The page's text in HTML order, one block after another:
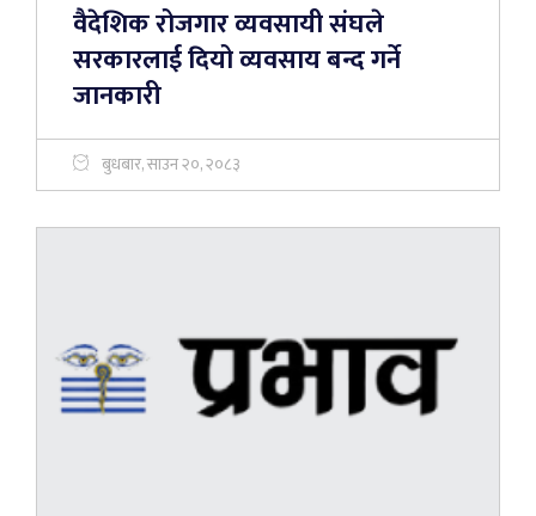
वैदेशिक रोजगार व्यवसायी संघले
सरकारलाई दियो व्यवसाय बन्द गर्ने
जानकारी
बुधबार, साउन २०, २०८३